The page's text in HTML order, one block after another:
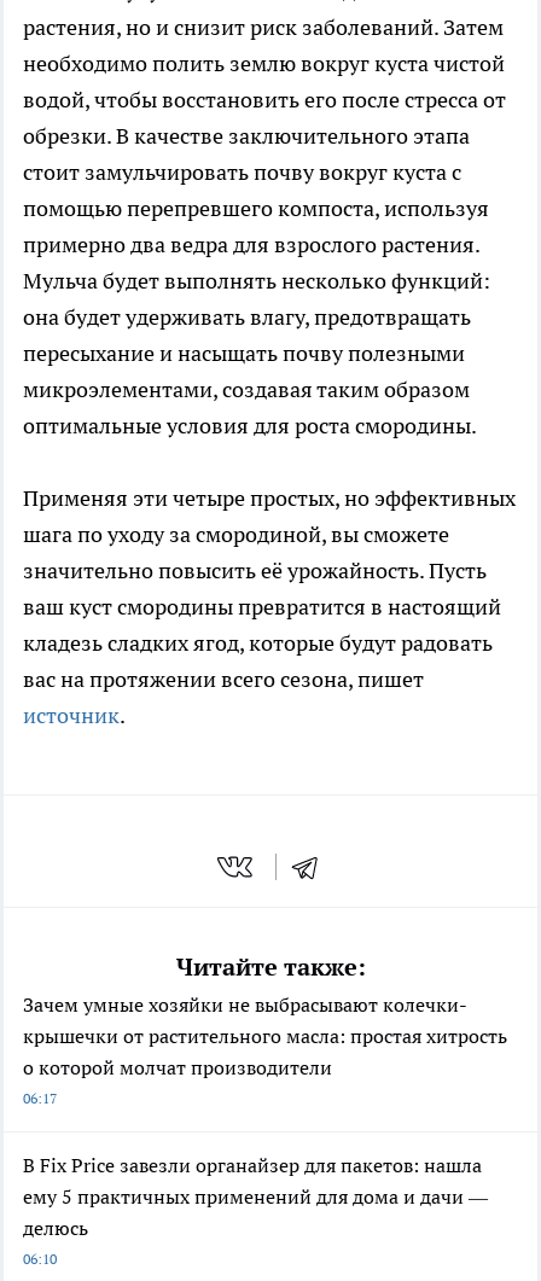
растения, но и снизит риск заболеваний. Затем
необходимо полить землю вокруг куста чистой
водой, чтобы восстановить его после стресса от
обрезки. В качестве заключительного этапа
стоит замульчировать почву вокруг куста с
помощью перепревшего компоста, используя
примерно два ведра для взрослого растения.
Мульча будет выполнять несколько функций:
она будет удерживать влагу, предотвращать
пересыхание и насыщать почву полезными
микроэлементами, создавая таким образом
оптимальные условия для роста смородины.
Применяя эти четыре простых, но эффективных
шага по уходу за смородиной, вы сможете
значительно повысить её урожайность. Пусть
ваш куст смородины превратится в настоящий
кладезь сладких ягод, которые будут радовать
вас на протяжении всего сезона, пишет
источник.
Читайте также:
Зачем умные хозяйки не выбрасывают колечки-
крышечки от растительного масла: простая хитрость
о которой молчат производители
06:17
В Fix Price завезли органайзер для пакетов: нашла
ему 5 практичных применений для дома и дачи —
делюсь
06:10